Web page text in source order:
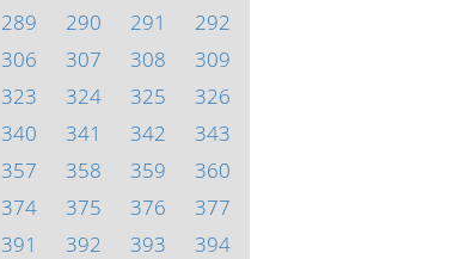
289 290 291
292
306 307 308
309
323 324 325
326
340 341 342
343
357 358 359
360
374 375 376
377
391 392 393
394